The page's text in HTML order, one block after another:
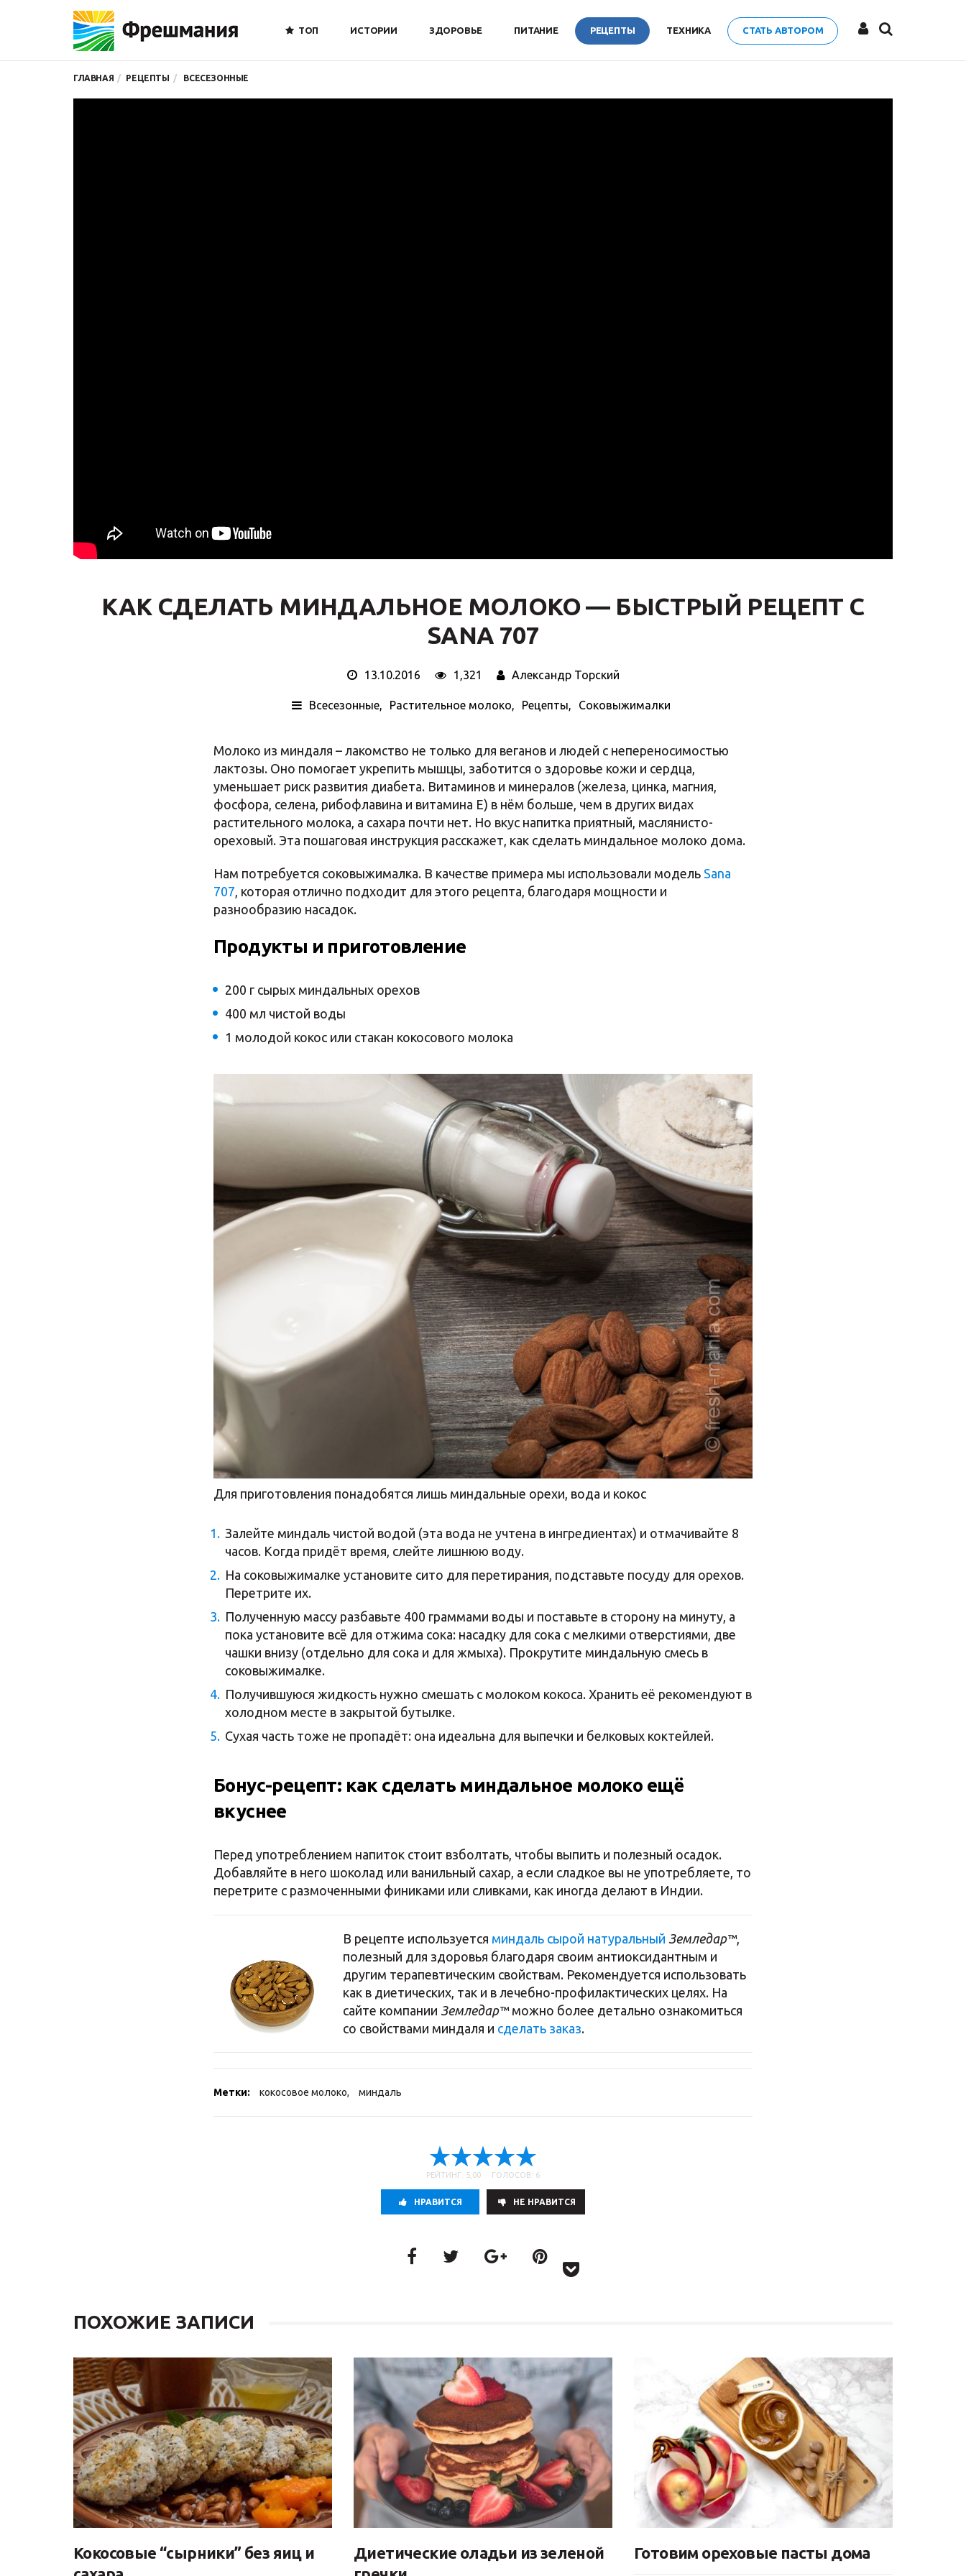
ТОП ИСТОРИИ ЗДОРОВЬЕ ПИТАНИЕ РЕЦЕПТЫ ТЕХНИКА СТАТЬ АВТОРОМ
ГЛАВНАЯ РЕЦЕПТЫ ВСЕСЕЗОННЫЕ
КАК СДЕЛАТЬ МИНДАЛЬНОЕ МОЛОКО — БЫСТРЫЙ РЕЦЕПТ С
SANA 707
13.10.2016 1,321 Александр Торский
Всесезонные Растительное молоко Рецепты Соковыжималки
Молоко из миндаля – лакомство не только для веганов и людей с непереносимостью
лактозы. Оно помогает укрепить мышцы, заботится о здоровье кожи и сердца,
уменьшает риск развития диабета. Витаминов и минералов (железа, цинка, магния,
фосфора, селена, рибофлавина и витамина Е) в нём больше, чем в других видах
растительного молока, а сахара почти нет. Но вкус напитка приятный, маслянисто-
ореховый. Эта пошаговая инструкция расскажет, как сделать миндальное молоко дома.
Нам потребуется соковыжималка. В качестве примера мы использовали модель Sana
707, которая отлично подходит для этого рецепта, благодаря мощности и
разнообразию насадок.
Продукты и приготовление
200 г сырых миндальных орехов
400 мл чистой воды
1 молодой кокос или стакан кокосового молока
Для приготовления понадобятся лишь миндальные орехи, вода и кокос
Залейте миндаль чистой водой (эта вода не учтена в ингредиентах) и отмачивайте 8
часов. Когда придёт время, слейте лишнюю воду.
На соковыжималке установите сито для перетирания, подставьте посуду для орехов.
Перетрите их.
Полученную массу разбавьте 400 граммами воды и поставьте в сторону на минуту, а
пока установите всё для отжима сока: насадку для сока с мелкими отверстиями, две
чашки внизу (отдельно для сока и для жмыха). Прокрутите миндальную смесь в
соковыжималке.
Получившуюся жидкость нужно смешать с молоком кокоса. Хранить её рекомендуют в
холодном месте в закрытой бутылке.
Сухая часть тоже не пропадёт: она идеальна для выпечки и белковых коктейлей.
Бонус-рецепт: как сделать миндальное молоко ещё
вкуснее
Перед употреблением напиток стоит взболтать, чтобы выпить и полезный осадок.
Добавляйте в него шоколад или ванильный сахар, а если сладкое вы не употребляете, то
перетрите с размоченными финиками или сливками, как иногда делают в Индии.
В рецепте используется миндаль сырой натуральный Земледар™,
полезный для здоровья благодаря своим антиоксидантным и
другим терапевтическим свойствам. Рекомендуется использовать
как в диетических, так и в лечебно-профилактических целях. На
сайте компании Земледар™можно более детально ознакомиться
со свойствами миндаля и сделать заказ.
Метки: кокосовое молоко, миндаль
РЕЙТИНГ: 5,00 ГОЛОСОВ: 6
НРАВИТСЯ НE НРАВИТСЯ
ПОХОЖИЕ ЗАПИСИ
Кокосовые “сырники” без яиц и
Диетические оладьи из зеленой
Готовим ореховые пасты дома